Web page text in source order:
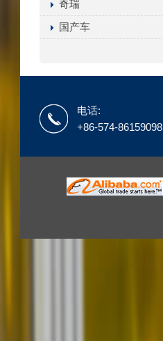
奇瑞
国产车
电话:
+86-574-86159098